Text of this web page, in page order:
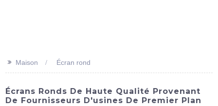
>> Maison Écran rond
Écrans Ronds De Haute Qualité Provenant
De Fournisseurs D'usines De Premier Plan